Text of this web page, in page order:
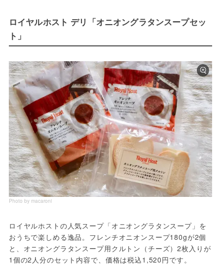
ロイヤルホスト デリ「オニオングラタンスープセッ
ト」
Photo by macaroni
ロイヤルホストの人気スープ「オニオングラタンスープ」を
おうちで楽しめる逸品。フレンチオニオンスープ180gが2個
と、オニオングラタンスープ用クルトン（チーズ）2枚入りが
1個の2人分のセット内容で、価格は税込1,520円です。